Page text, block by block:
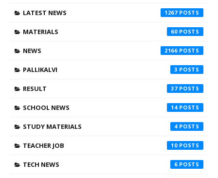
LATEST NEWS 1267
MATERIALS 60
NEWS 2166
PALLIKALVI 3
RESULT 37
SCHOOL NEWS 14
STUDY MATERIALS 4
TEACHER JOB 10
TECH NEWS 6